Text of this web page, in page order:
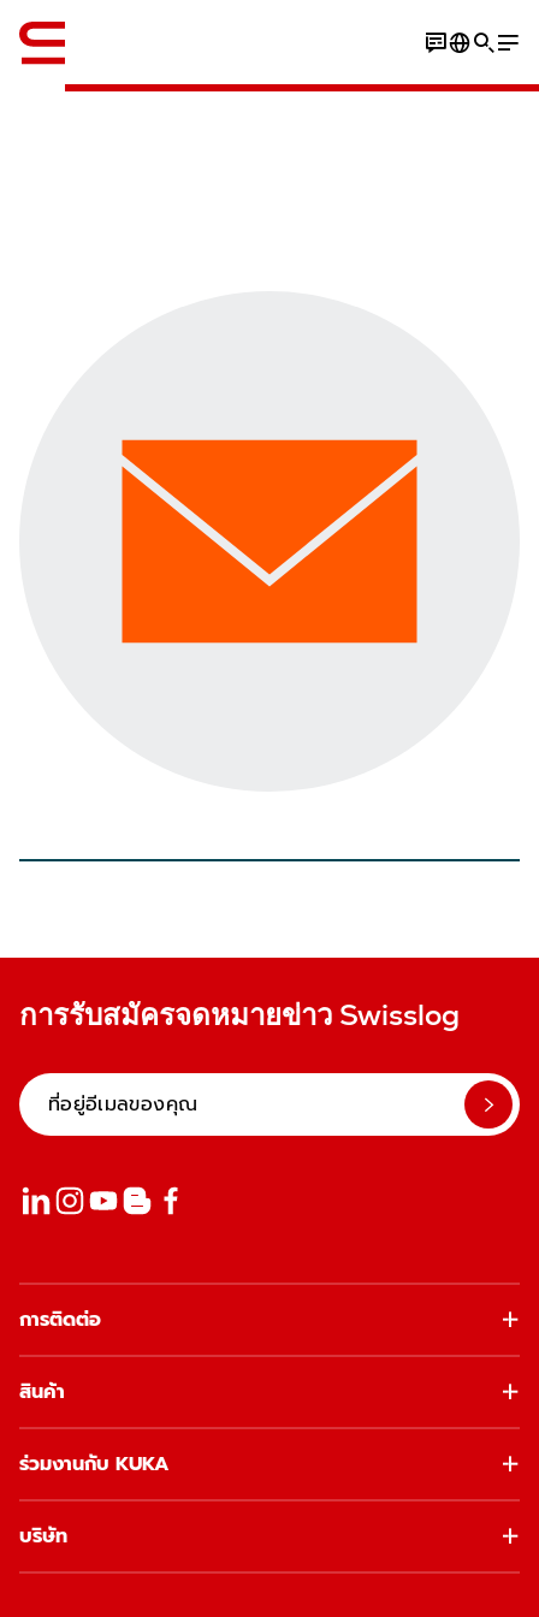
การรับสมัครจดหมายข่าว Swisslog
การติดต่อ
สินค้า
ร่วมงานกับ KUKA
บริษัท